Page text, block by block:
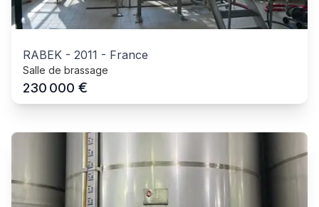
RABEK - 2011 - France
Salle de brassage
230 000 €